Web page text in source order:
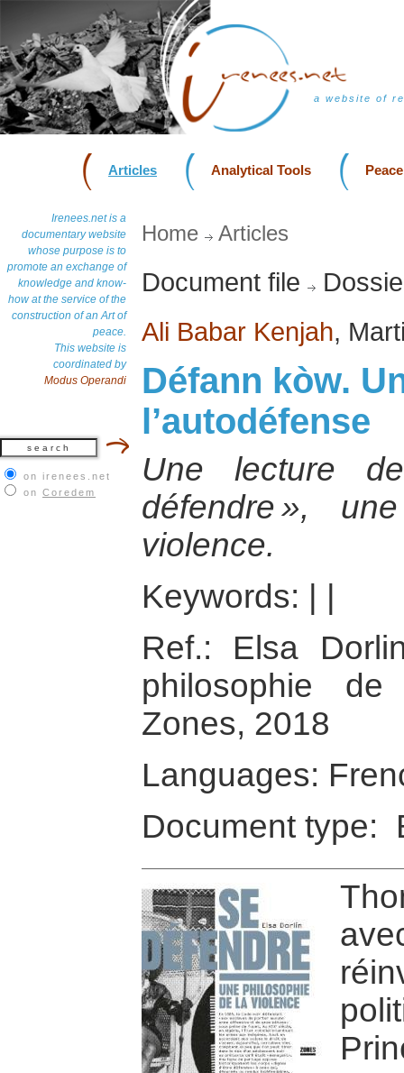
a website of
Articles Analytical Tools
Irenees.net is a
documentary website
whose purpose is to
promote an exchange of
knowledge and know-
how at the service of the
construction of an Art of
peace.
This website is
coordinated by
Modus Operandi
on irenees.net
on Coredem
Home Articles
Document file
Ali Babar Kenjah,
Défann kòw.
l’autodéfense
Une lecture
défendre »,
violence.
Keywords:
Ref.: Elsa
philosophie
Zones, 2018
Languages:
Document type: